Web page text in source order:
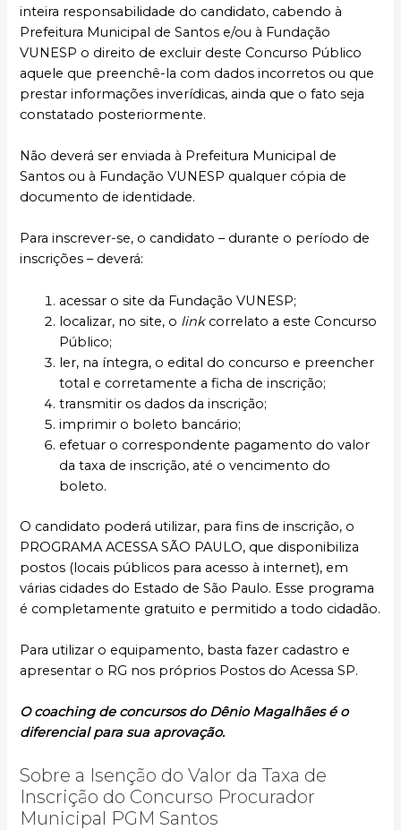
inteira responsabilidade do candidato, cabendo à
Prefeitura Municipal de Santos e/ou à Fundação
VUNESP o direito de excluir deste Concurso Público
aquele que preenchê-la com dados incorretos ou que
prestar informações inverídicas, ainda que o fato seja
constatado posteriormente.
Não deverá ser enviada à Prefeitura Municipal de
Santos ou à Fundação VUNESP qualquer cópia de
documento de identidade.
Para inscrever-se, o candidato – durante o período de
inscrições – deverá:
acessar o site da Fundação VUNESP;
localizar, no site, o link correlato a este Concurso
Público;
ler, na íntegra, o edital do concurso e preencher
total e corretamente a ficha de inscrição;
transmitir os dados da inscrição;
imprimir o boleto bancário;
efetuar o correspondente pagamento do valor
da taxa de inscrição, até o vencimento do
boleto.
O candidato poderá utilizar, para fins de inscrição, o
PROGRAMA ACESSA SÃO PAULO, que disponibiliza
postos (locais públicos para acesso à internet), em
várias cidades do Estado de São Paulo. Esse programa
é completamente gratuito e permitido a todo cidadão.
Para utilizar o equipamento, basta fazer cadastro e
apresentar o RG nos próprios Postos do Acessa SP.
O coaching de concursos do Dênio Magalhães é o
diferencial para sua aprovação.
Sobre a Isenção do Valor da Taxa de
Inscrição do Concurso Procurador
Municipal PGM Santos